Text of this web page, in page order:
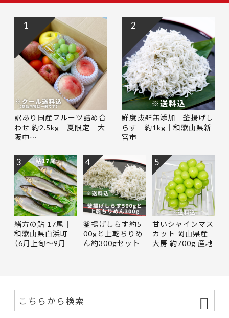
訳あり国産フルーツ詰め合
わせ 約2.5kg｜夏限定｜大
阪中…
1
鮮度抜群無添加 釜揚げし
らす 約1kg｜和歌山県新
宮市
2
緒方の鮎 17尾｜
和歌山県白浜町
（6月上旬〜9月
3
釜揚げしらす約5
00gと上乾ちりめ
ん約300gセット
4
甘いシャインマス
カット 岡山県産
大房 約700g 産地
5